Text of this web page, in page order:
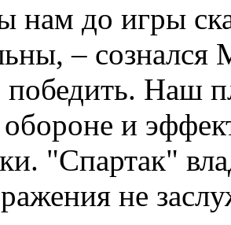
нам до игры
–
победить. Наш
и
"Спартак"
не